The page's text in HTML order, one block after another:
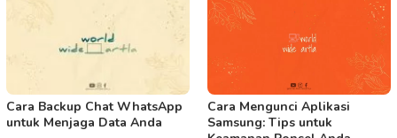
Cara Backup Chat WhatsApp
untuk Menjaga Data Anda
Cara Mengunci Aplikasi
Samsung: Tips untuk